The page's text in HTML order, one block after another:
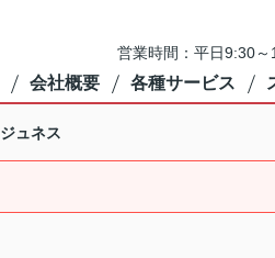
営業時間：平日9:30
会社概要 各種サービス
ジュネス